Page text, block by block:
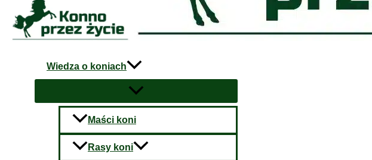
Wiedza o koniach
Maści koni
Rasy koni